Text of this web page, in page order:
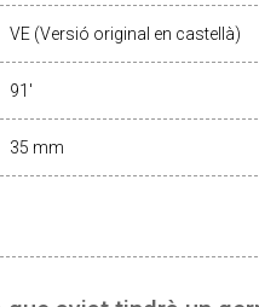
VE (Versió original en castellà)
91'
35 mm